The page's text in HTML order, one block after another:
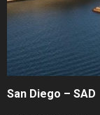
San Diego – SAD